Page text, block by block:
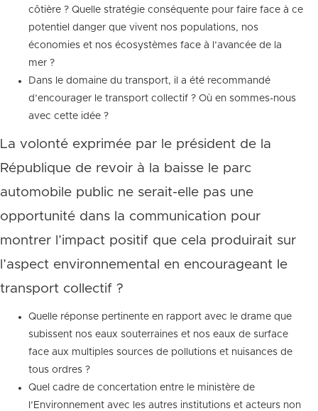
côtière ? Quelle stratégie conséquente pour faire face à ce
potentiel danger que vivent nos populations, nos
économies et nos écosystèmes face à l’avancée de la
mer ?
Dans le domaine du transport, il a été recommandé
d’encourager le transport collectif ? Où en sommes-nous
avec cette idée ?
La volonté exprimée par le président de la
République de revoir à la baisse le parc
automobile public ne serait-elle pas une
opportunité dans la communication pour
montrer l’impact positif que cela produirait sur
l’aspect environnemental en encourageant le
transport collectif ?
Quelle réponse pertinente en rapport avec le drame que
subissent nos eaux souterraines et nos eaux de surface
face aux multiples sources de pollutions et nuisances de
tous ordres ?
Quel cadre de concertation entre le ministère de
l’Environnement avec les autres institutions et acteurs non